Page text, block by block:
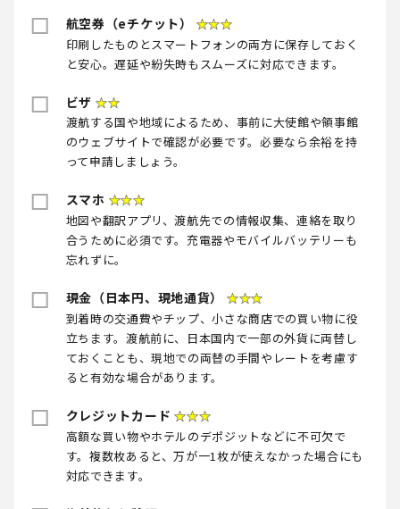
航空券（eチケット）
★★★
印刷したものとスマートフォンの両方に保存しておく
と安心。遅延や紛失時もスムーズに対応できます。
ビザ ★★
渡航する国や地域によるため、事前に大使館や領事館
のウェブサイトで確認が必要です。必要なら余裕を持
って申請しましょう。
スマホ ★★★
地図や翻訳アプリ、渡航先での情報収集、連絡を取り
合うために必須です。充電器やモバイルバッテリーも
忘れずに。
現金（日本円、現地通貨）
★★★
到着時の交通費やチップ、小さな商店での買い物に役
立ちます。渡航前に、日本国内で一部の外貨に両替し
ておくことも、現地での両替の手間やレートを考慮す
ると有効な場合があります。
クレジットカード ★★★
高額な買い物やホテルのデポジットなどに不可欠で
す。複数枚あると、万が一1枚が使えなかった場合にも
対応できます。